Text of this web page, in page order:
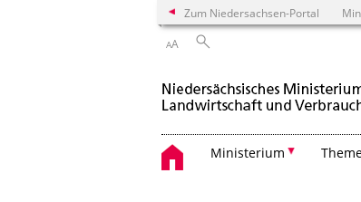
Zum Niedersachsen-Portal
AA
Ministerium